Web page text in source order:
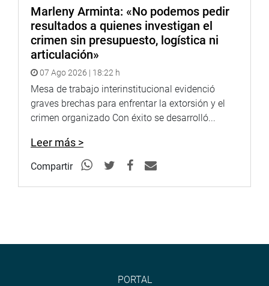
Marleny Arminta: «No podemos pedir
resultados a quienes investigan el
crimen sin presupuesto, logística ni
articulación»
07 Ago 2026 | 18:22 h
Mesa de trabajo interinstitucional evidenció
graves brechas para enfrentar la extorsión y el
crimen organizado Con éxito se desarrolló...
Leer más >
Compartir
PORTAL